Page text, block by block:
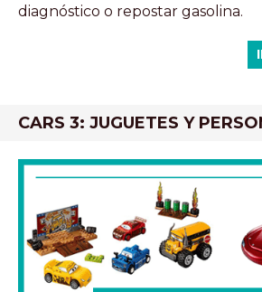
diagnóstico o repostar gasolina.
CARS 3: JUGUETES Y